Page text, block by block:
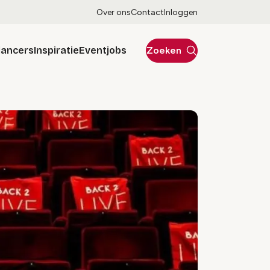
Over onsContactInloggen
InspiratieEventjobs Zoeken